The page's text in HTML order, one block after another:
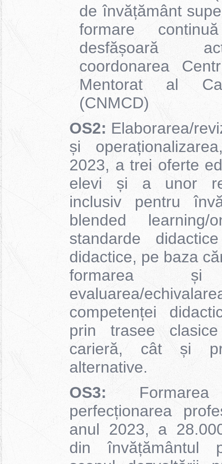
de învățământ
formare
desfășoară
coordonarea
Mentorat al
(CNMCD)
OS2: Elaborarea/
și
2023, a trei oferte
elevi și a unor
inclusiv pentru
blended
standarde
didactice, pe baza
formarea și
evaluarea/
competenței
prin trasee
carieră, cât și
alternative.
OS3:
perfecționarea
anul 2023, a
din învățământul